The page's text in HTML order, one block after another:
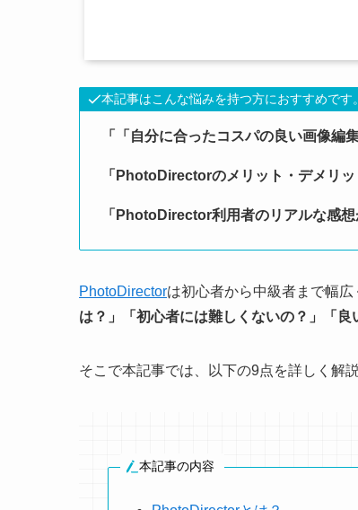
本記事はこんな悩みを持つ方におすすめです。
「「自分に合ったコスパの良い画像編
「PhotoDirectorのメリット・デメリッ
「PhotoDirector利用者のリアルな感
PhotoDirectorは初心者から中級者まで幅広
は？ 」「 初心者には難しくないの？ 」「 良
そこで本記事では、以下の9点を詳しく解説
本記事の内容